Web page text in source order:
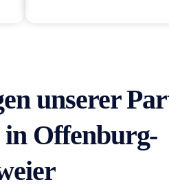
unserer
in Offenburg-